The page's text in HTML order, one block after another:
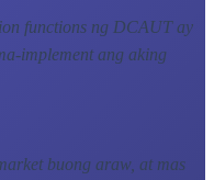
functions ng DCAUT ay
implement ang aking
buong araw, at mas